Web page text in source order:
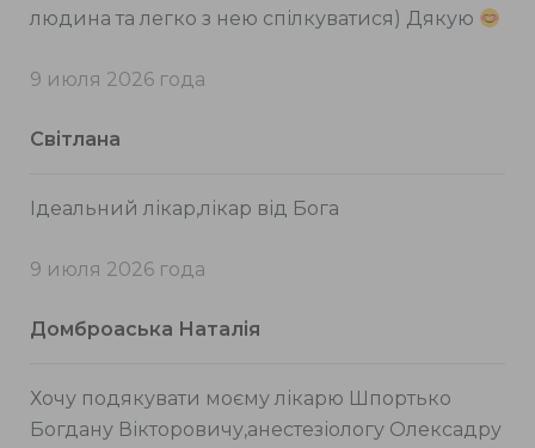
людина та легко з нею спілкуватися) Дякую
9 июля 2026 года
Світлана
Ідеальний лікар,лікар від Бога
9 июля 2026 года
Домброаська Наталія
Хочу подякувати моєму лікарю Шпортько
Богдану Вікторовичу,анестезіологу Олексадру